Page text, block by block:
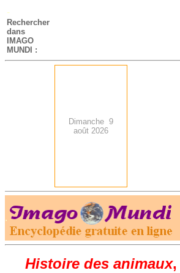
-
Rechercher
dans
IMAGO
MUNDI :
Dimanche 9
août 2026
.
Histoire des animaux,